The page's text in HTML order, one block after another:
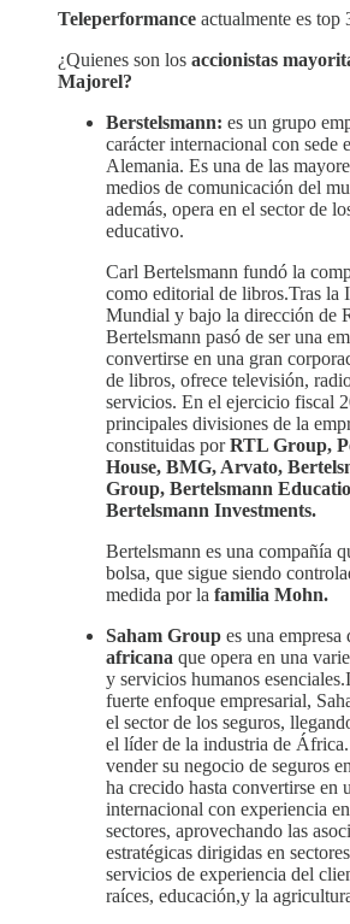
Teleperformance actualmente es top
¿Quienes son los accionistas
Majorel?
Berstelsmann: es un grupo
carácter internacional con sede
Alemania. Es una de las
medios de comunicación del
además, opera en el sector de
educativo.​
Carl Bertelsmann fundó la
como editorial de libros.Tras la
Mundial y bajo la dirección de
Bertelsmann pasó de ser una
convertirse en una gran
de libros, ofrece televisión,
servicios.​ En el ejercicio fiscal
principales divisiones de la
constituidas porRTL Group,
House, BMG, Arvato,
Group, Bertelsmann
Bertelsmann Investments.
Bertelsmann es una compañía
bolsa, que sigue siendo
medida por la familia Mohn.
Saham Group es una empresa
africana que opera en una
y servicios humanos
fuerte enfoque empresarial,
el sector de los seguros,
el líder de la industria de
vender su negocio de seguros
ha crecido hasta convertirse en
internacional con experiencia
sectores, aprovechando las
estratégicas dirigidas en
servicios de experiencia del
raíces, educación,y la